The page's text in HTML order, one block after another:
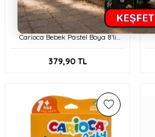
Carioca
Carioca Bebek Pastel Boya 8'li
379,90TL